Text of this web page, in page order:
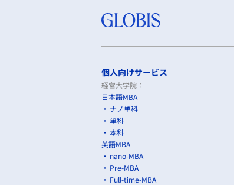
個人向けサービス
経営大学院：
日本語MBA
ナノ単科
単科
本科
英語MBA
nano-MBA
Pre-MBA
Full-time-MBA